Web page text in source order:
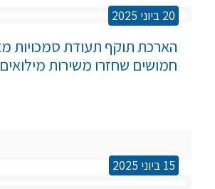
20 ביוני 2025
חמושים שחזרו משירות מילואים
15 ביוני 2025